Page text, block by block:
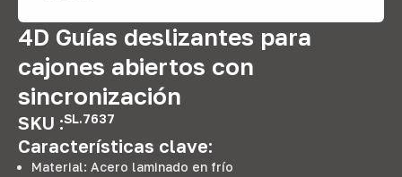
4D Guías deslizantes para
cajones abiertos con
sincronización
SKU :SL.7637
Características clave:
Material: Acero laminado en frío